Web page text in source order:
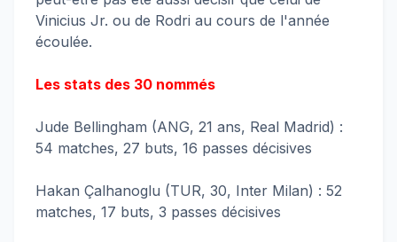
Vinicius Jr. ou de Rodri au cours de l'année
écoulée.
Les stats des 30 nommés
Jude Bellingham (ANG, 21 ans, Real Madrid) :
54 matches, 27 buts, 16 passes décisives
Hakan Çalhanoglu (TUR, 30, Inter Milan) : 52
matches, 17 buts, 3 passes décisives